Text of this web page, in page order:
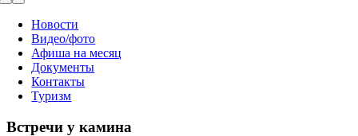
Toggle
NavigationНовости
Видео/фото
Афиша на месяц
Документы
Контакты
Туризм
Встречи у камина